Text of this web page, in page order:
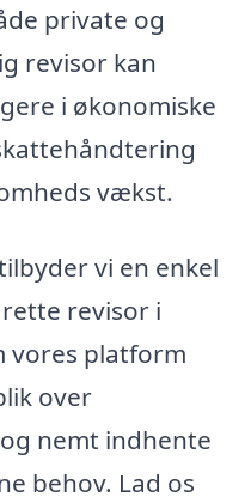
private og
revisor kan
i økonomiske
vækst.
vi en enkel
revisor i
vores platform
over
nemt indhente
behov. Lad os